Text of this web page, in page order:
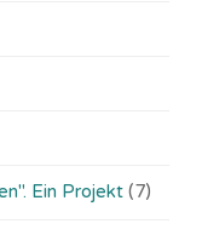
Ein Projekt (7)